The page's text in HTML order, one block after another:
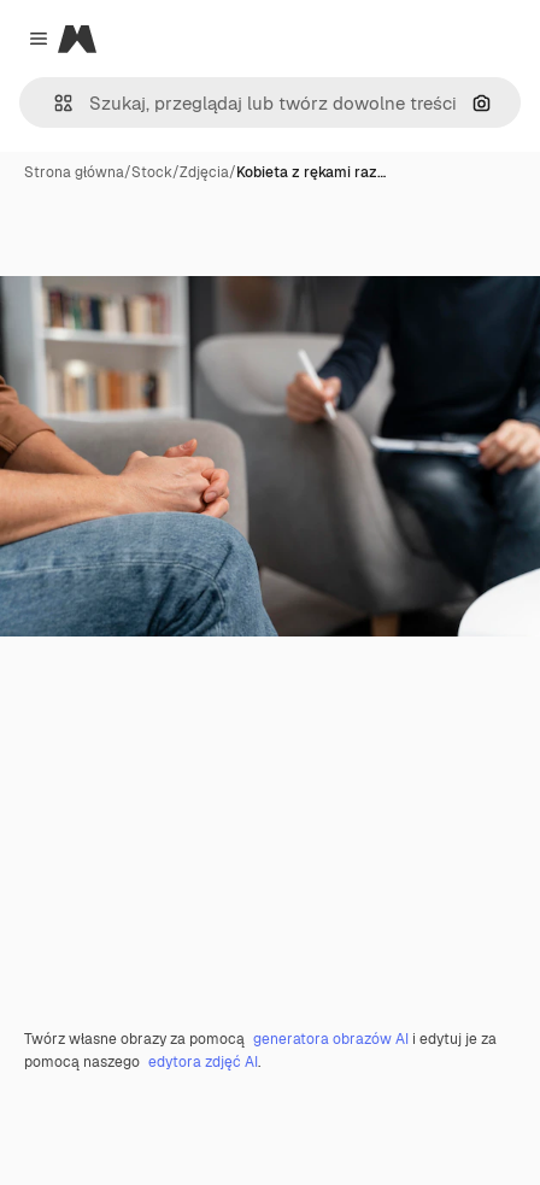
Close menu
Magnific
Szukaj
Strona główna/Stock/Zdjęcia/Kobieta z rękami raz…
Twórz własne obrazy za pomocą generatora obrazów AI i edytuj je za
pomocą naszego edytora zdjęć AI.